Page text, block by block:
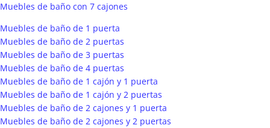
Muebles de baño con 7 cajones
Muebles de baño de 1 puerta
Muebles de baño de 2 puertas
Muebles de baño de 3 puertas
Muebles de baño de 4 puertas
Muebles de baño de 1 cajón y 1 puerta
Muebles de baño de 1 cajón y 2 puertas
Muebles de baño de 2 cajones y 1 puerta
Muebles de baño de 2 cajones y 2 puertas